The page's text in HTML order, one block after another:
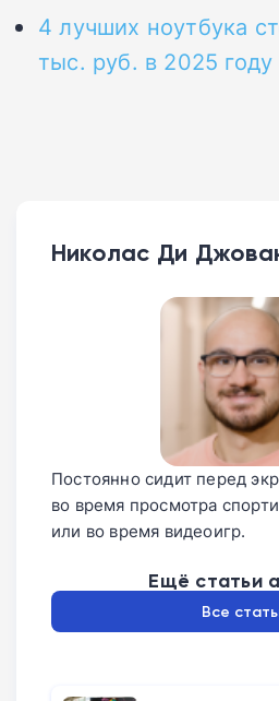
4 лучших ноутбука
тыс. руб. в 2025 году
Николас Ди
Постоянно сидит перед
во время просмотра
или во время видеоигр.
Ещё статьи
Все